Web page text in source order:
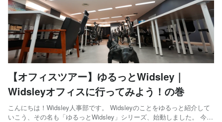
【オフィスツアー】ゆるっとWidsley｜
Widsleyオフィスに行ってみよう！の巻
こんにちは！Widsley人事部です。 Widsleyのことをゆるっと紹介して
いこう、その名も「ゆるっとWidsley」シリーズ、始動しました。 今回